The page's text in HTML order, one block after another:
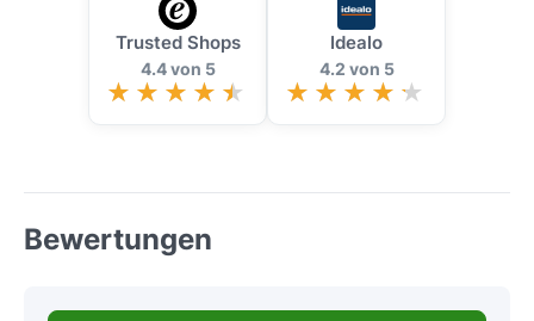
Trusted Shops
4.4 von 5
Idealo
4.2 von 5
Bewertungen